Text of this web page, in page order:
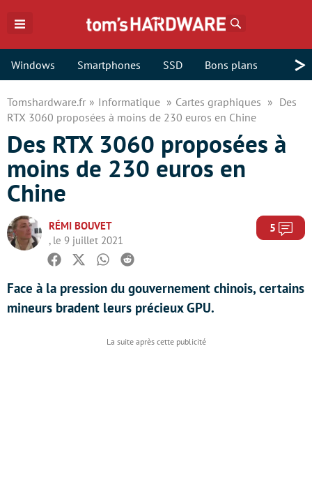
Windows Smartphones SSD Bons plans >
Tomshardware.fr Informatique Cartes graphiques
Des
RTX 3060 proposées à moins de 230 euros en Chine
Des RTX 3060 proposées à
moins de 230 euros en
Chine
RÉMI BOUVET
, le 9 juillet 2021
5
Facebook
TwitterWhatsapp
Reddit
Face à la pression du gouvernement chinois, certains
mineurs bradent leurs précieux GPU.